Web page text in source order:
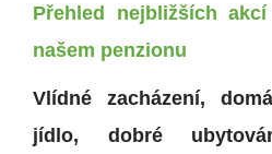
Přehled nejbližších
našem penzionu
Vlídné zacházení,
jídlo, dobré